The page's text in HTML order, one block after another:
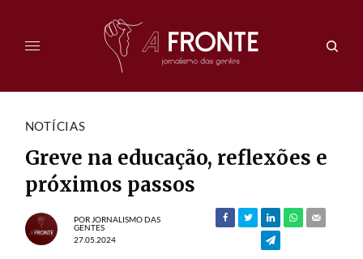
NOTÍCIAS
Greve na educação, reflexões e
próximos passos
POR JORNALISMO DAS
GENTES
27.05.2024